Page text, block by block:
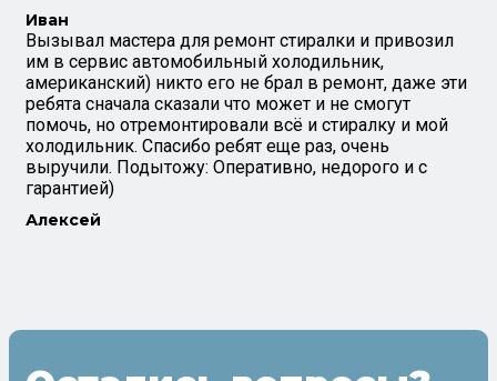
Иван
Вызывал мастера для ремонт стиралки и привозил
им в сервис автомобильный холодильник,
американский) никто его не брал в ремонт, даже эти
ребята сначала сказали что может и не смогут
помочь, но отремонтировали всё и стиралку и мой
холодильник. Спасибо ребят еще раз, очень
выручили. Подытожу: Оперативно, недорого и с
гарантией)
Алексей